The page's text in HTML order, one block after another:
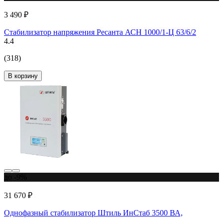
3 490 ₽
Стабилизатор напряжения Ресанта АСН 1000/1-Ц 63/6/2
4.4
(318)
В корзину
31 670 ₽
Однофазный стабилизатор Штиль ИнСтаб 3500 ВА,